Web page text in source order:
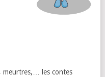
meurtres,… les contes